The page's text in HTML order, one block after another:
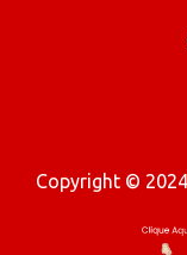
Copyright ©